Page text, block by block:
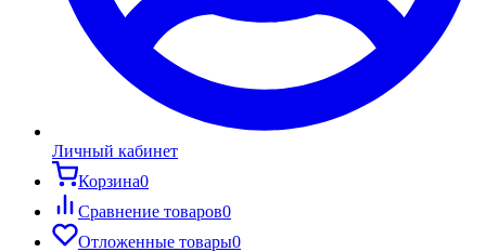
Личный кабинет
Корзина0
Сравнение товаров0
Отложенные товары0